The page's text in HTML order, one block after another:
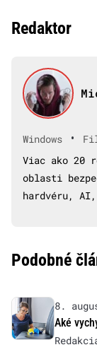
Redaktor
Windows •
Viac ako 20
oblasti
hardvéru,
Podobné
8.
Aké